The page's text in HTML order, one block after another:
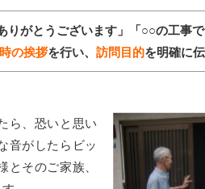
りがとうございます」「○○の工事
の挨拶を行い、 訪問目的を明確に伝
ら、恐いと思い
音がしたらビッ
とそのご家族、